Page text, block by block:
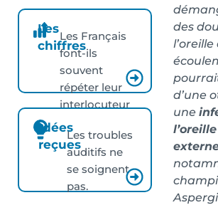
Les
chiffres
Les Français
font-ils
souvent
répéter leur
interlocuteur
?
Idées
reçues
Les troubles
auditifs ne
se soignent
pas.
des
d’une
une
l’oreille